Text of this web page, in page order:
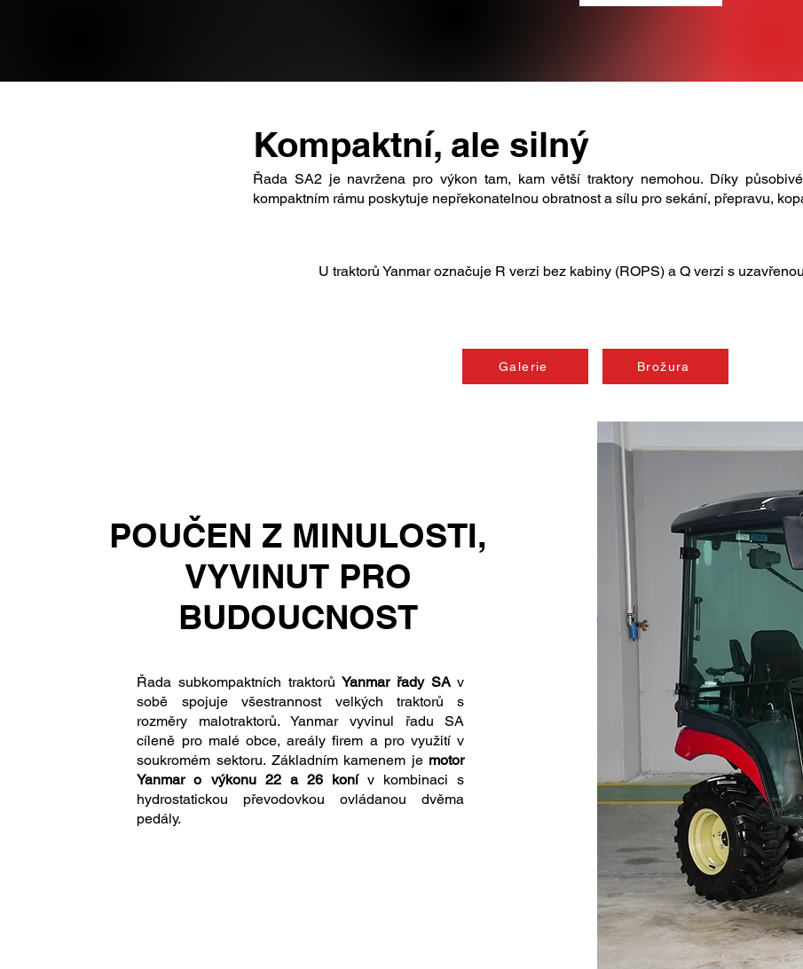
Kompaktní, ale silný
Řada SA2 je navržena pro výkon tam, kam větší traktory nemohou. Díky
kompaktním rámu poskytuje nepřekonatelnou obratnost a sílu pro sekání, přepravu,
U traktorů Yanmar označuje R verzi bez kabiny (ROPS) a Q verzi s
Galerie Brožura
POUČEN Z MINULOSTI,
VYVINUT PRO
BUDOUCNOST
Řada subkompaktních traktorůYanmar řady SAv
sobě spojuje všestrannost velkých traktorů s
rozměry malotraktorů. Yanmar vyvinul řadu SA
cíleně pro malé obce, areály firem a pro využití v
soukromém sektoru. Základním kamenem je motor
Yanmar o výkonu 22 a 26 konív kombinaci s
hydrostatickou převodovkou ovládanou dvěma
pedály.